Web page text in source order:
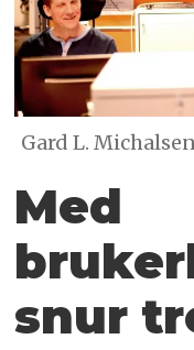
Gard L.
Med
snur